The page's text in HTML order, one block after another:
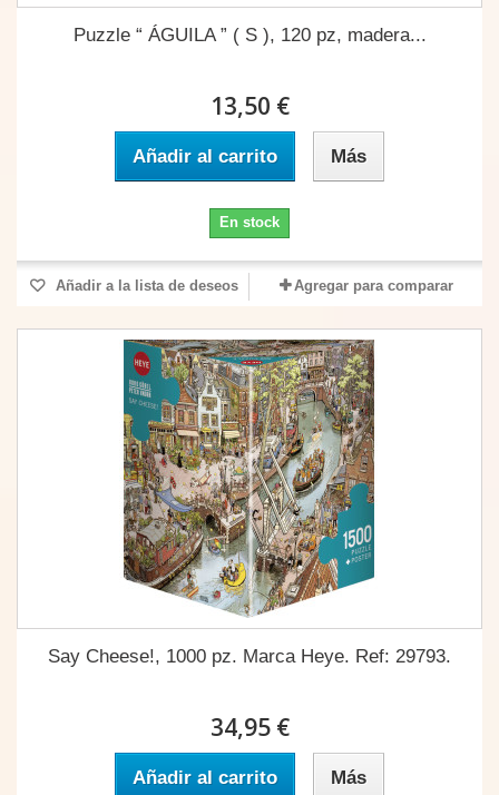
Puzzle “ ÁGUILA ” ( S ), 120 pz, madera...
13,50 €
Añadir al carrito Más
En stock
Añadir a la lista de deseos Agregar para comparar
Say Cheese!, 1000 pz. Marca Heye. Ref: 29793.
34,95 €
Añadir al carrito Más